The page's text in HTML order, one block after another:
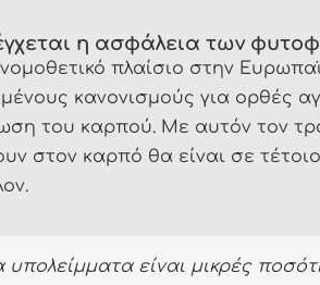
η ασφάλεια των
πλαίσιο στην
κανονισμούς για ορθές
του καρπού. Με αυτόν τον
στον καρπό θα είναι σε
υπολείμματα είναι μικρές